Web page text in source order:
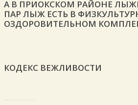
А В ПРИОКСКОМ РАЙОНЕ
ПАР ЛЫЖ ЕСТЬ В
ОЗДОРОВИТЕЛЬНОМ
КОДЕКС ВЕЖЛИВОСТИ